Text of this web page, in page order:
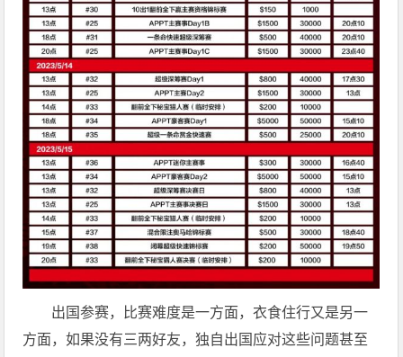
出国参赛，比赛难度是一方面，衣食住行又是另一
方面，如果没有三两好友，独自出国应对这些问题甚至